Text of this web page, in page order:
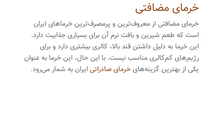
خرمای مضافتی
خرمای مضافتی از معروف‌ترین و پرمصرف‌ترین خرماهای ایران
است که طعم شیرین و بافت نرم آن برای بسیاری جذابیت دارد.
این خرما به دلیل داشتن قند بالا، کالری بیشتری دارد و برای
رژیم‌های کم‌کالری مناسب نیست. با این حال، این خرما به عنوان
یکی از بهترین گزینه‌هایخرمای صادراتیایران به شمار می‌رود.